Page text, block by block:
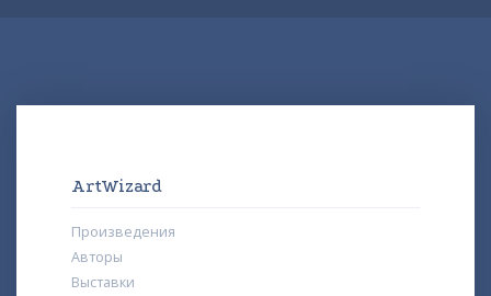
ArtWizard
Произведения
Авторы
Выставки